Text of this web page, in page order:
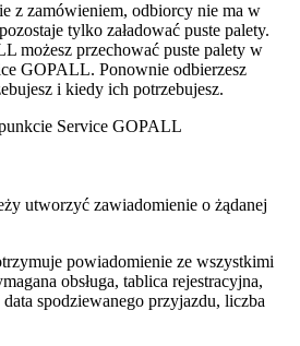
z zamówieniem, odbiorcy nie ma w
tylko załadować puste palety.
możesz przechować puste palety w
GOPALL. Ponownie odbierzesz
i kiedy ich potrzebujesz.
Service GOPALL
utworzyć zawiadomienie o żądanej
powiadomienie ze wszystkimi
obsługa, tablica rejestracyjna,
spodziewanego przyjazdu, liczba